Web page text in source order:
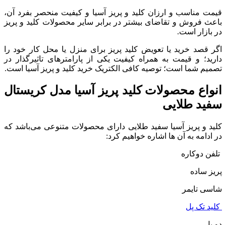
قیمت مناسب و ارزان کلید و پریز آسیا و کیفیت منحصر بفرد آن،
باعث فروش و تقاضای بیشتر در برابر سایر محصولات کلید و پریز
در بازار است.
اگر قصد خرید یا تعویض کلید پریز برای منزل یا محل کار خود را
دارید؛ و قیمت به همراه کیفیت یکی از پارامترهای تاثیرگذار در
تصمیم شما است؛ توصیه کافی الکتریک خرید کلید و پریز آسیا است.
انواع محصولات کلید پریز آسیا مدل کریستال
سفید طلایی
کلید و پریز آسیا سفید طلایی دارای محصولات متنوعی می‌باشد که
در ادامه به آن ها اشاره خواهیم کرد:
تلفن دوکاره
پریز ساده
شاسی تایمر
کلید تک پل